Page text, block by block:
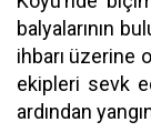
balyalarının
ihbarı üzerine
ekipleri sevk
ardından